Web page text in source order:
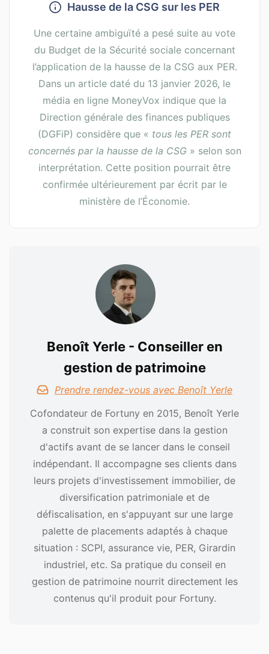
Hausse de la CSG sur les PER
Une certaine ambiguïté a pesé suite au vote
du Budget de la Sécurité sociale concernant
l’application de la hausse de la CSG aux PER.
Dans un article daté du 13 janvier 2026, le
média en ligne MoneyVox indique que la
Direction générale des finances publiques
(DGFiP) considère que « tous les PER sont
concernés par la hausse de la CSG» selon son
interprétation. Cette position pourrait être
confirmée ultérieurement par écrit par le
ministère de l’Économie.
Benoît Yerle - Conseiller en
gestion de patrimoine
Prendre rendez-vous avec Benoît Yerle
Cofondateur de Fortuny en 2015, Benoît Yerle
a construit son expertise dans la gestion
d'actifs avant de se lancer dans le conseil
indépendant. Il accompagne ses clients dans
leurs projets d'investissement immobilier, de
diversification patrimoniale et de
défiscalisation, en s'appuyant sur une large
palette de placements adaptés à chaque
situation : SCPI, assurance vie, PER, Girardin
industriel, etc. Sa pratique du conseil en
gestion de patrimoine nourrit directement les
contenus qu'il produit pour Fortuny.